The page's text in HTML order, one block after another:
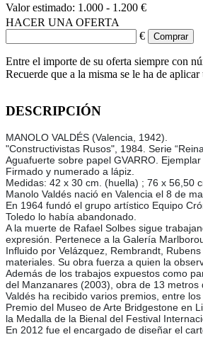
Valor estimado: 1.000 - 1.200 €
HACER UNA OFERTA
€
Entre el importe de su oferta siempre con
Recuerde que a la misma se le ha de
DESCRIPCIÓN
MANOLO VALDÉS (Valencia, 1942).
"Constructivistas Rusos", 1984. Serie
Aguafuerte sobre papel GVARRO.
Firmado y numerado a lápiz.
Medidas: 42 x 30 cm. (huella) ; 76 x 56,50
Manolo Valdés nació en Valencia el 8 de
En 1964 fundó el grupo artístico Equipo
Toledo lo había abandonado.
A la muerte de Rafael Solbes sigue
expresión. Pertenece a la Galería
Influido por Velázquez, Rembrandt,
materiales. Su obra fuerza a quien la
Además de los trabajos expuestos como
del Manzanares (2003), obra de 13
Valdés ha recibido varios premios, entre
Premio del Museo de Arte Bridgestone en
la Medalla de la Bienal del Festival
En 2012 fue el encargado de diseñar el